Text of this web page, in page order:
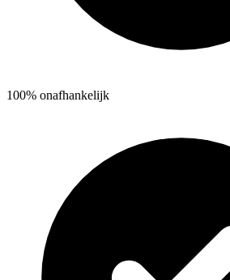
100% onafhankelijk